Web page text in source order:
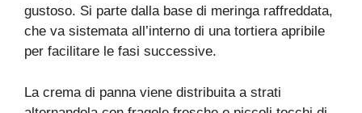
gustoso. Si parte dalla base di meringa raffreddata,
che va sistemata all’interno di una tortiera apribile
per facilitare le fasi successive.
La crema di panna viene distribuita a strati